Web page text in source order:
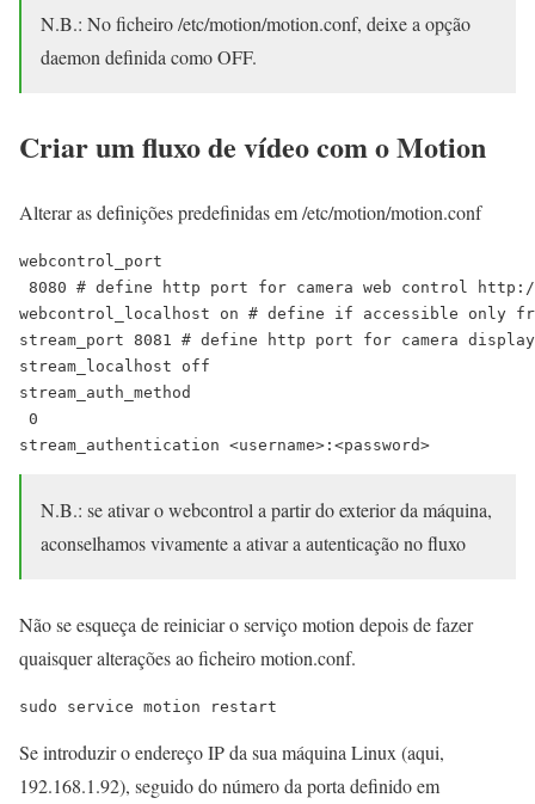
N.B.: No ficheiro /etc/motion/motion.conf, deixe a opção
daemon definida como OFF.
Criar um fluxo de vídeo com o Motion
Alterar as definições predefinidas em /etc/motion/motion.conf
webcontrol_port
8080 # define http port for camera web control
webcontrol_localhost on # define if accessible only
stream_port 8081 # define http port for camera
stream_localhost off
stream_auth_method
0
stream_authentication <username>:<password>
N.B.: se ativar o webcontrol a partir do exterior da máquina,
aconselhamos vivamente a ativar a autenticação no fluxo
Não se esqueça de reiniciar o serviço motion depois de fazer
quaisquer alterações ao ficheiro motion.conf.
sudo service motion restart
Se introduzir o endereço IP da sua máquina Linux (aqui,
192.168.1.92), seguido do número da porta definido em